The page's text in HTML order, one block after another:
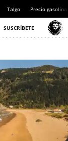
Talgo Precio gasolina